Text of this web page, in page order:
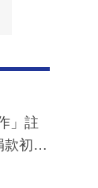
」註
款初